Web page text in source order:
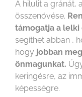
A hilulit a gránát,
összenövése.
támogatja a
segíthet abban ,
hogy jobban
önmagunkat.
keringésre, az
képességre.